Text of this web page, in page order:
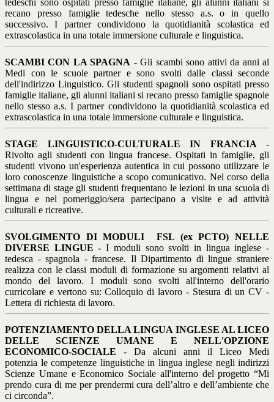
tedeschi sono ospitati presso famiglie italiane, gli alunni italiani si
recano presso famiglie tedesche nello stesso a.s. o in quello
successivo. I partner condividono la quotidianità scolastica ed
extrascolastica in una totale immersione culturale e linguistica.
SCAMBI CON LA SPAGNA - Gli scambi sono attivi da anni al
Medi con le scuole partner e sono svolti dalle classi seconde
dell'indirizzo Linguistico. Gli studenti spagnoli sono ospitati presso
famiglie italiane, gli alunni italiani si recano presso famiglie spagnole
nello stesso a.s. I partner condividono la quotidianità scolastica ed
extrascolastica in una totale immersione culturale e linguistica.
STAGE LINGUISTICO-CULTURALE IN FRANCIA -
Rivolto agli studenti con lingua francese. Ospitati in famiglie, gli
studenti vivono un'esperienza autentica in cui possono utilizzare le
loro conoscenze linguistiche a scopo comunicativo. Nel corso della
settimana di stage gli studenti frequentano le lezioni in una scuola di
lingua e nel pomeriggio/sera partecipano a visite e ad attività
culturali e ricreative.
SVOLGIMENTO DI MODULI
FSL (ex PCTO) NELLE
DIVERSE LINGUE -I moduli sono svolti in lingua inglese -
tedesca - spagnola - francese. Il Dipartimento di lingue straniere
realizza con le classi moduli di formazione su argomenti relativi al
mondo del lavoro. I moduli sono svolti all'interno dell'orario
curricolare e vertono su: Colloquio di lavoro - Stesura di un CV -
Lettera di richiesta di lavoro.
POTENZIAMENTO DELLA LINGUA INGLESE AL LICEO
DELLE SCIENZE UMANE E NELL'OPZIONE
ECONOMICO-SOCIALE - Da alcuni anni il Liceo Medi
potenzia le competenze linguistiche in lingua inglese negli indirizzi
Scienze Umane e Economico Sociale all'interno del progetto “Mi
prendo cura di me per prendermi cura dell’altro e dell’ambiente che
ci circonda”.